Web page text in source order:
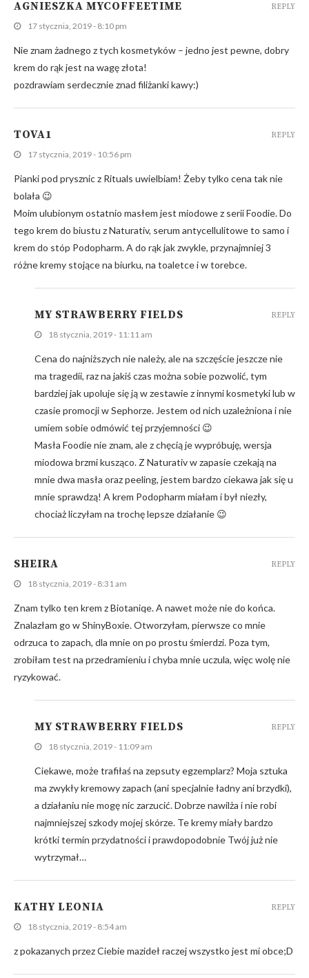
AGNIESZKA MYCOFFEETIME
17 stycznia, 2019 - 8:10 pm
Nie znam żadnego z tych kosmetyków – jedno jest pewne, dobry
krem do rąk jest na wagę złota!
pozdrawiam serdecznie znad filiżanki kawy:)
REPLY
TOVA1
17 stycznia, 2019 - 10:56 pm
Pianki pod prysznic z Rituals uwielbiam! Żeby tylko cena tak nie
bolała 😉
Moim ulubionym ostatnio masłem jest miodowe z serii Foodie. Do
tego krem do biustu z Naturativ, serum antycellulitowe to samo i
krem do stóp Podopharm. A do rąk jak zwykle, przynajmniej 3
różne kremy stojące na biurku, na toaletce i w torebce.
REPLY
MY STRAWBERRY FIELDS
18 stycznia, 2019 - 11:11 am
Cena do najniższych nie należy, ale na szczęście jeszcze nie
ma tragedii, raz na jakiś czas można sobie pozwolić, tym
bardziej jak upoluje się ją w zestawie z innymi kosmetyki lub w
czasie promocji w Sephorze. Jestem od nich uzależniona i nie
umiem sobie odmówić tej przyjemności 😉
Masła Foodie nie znam, ale z chęcią je wypróbuję, wersja
miodowa brzmi kusząco. Z Naturativ w zapasie czekają na
mnie dwa masła oraz peeling, jestem bardzo ciekawa jak się u
mnie sprawdzą! A krem Podopharm miałam i był niezły,
chociaż liczyłam na trochę lepsze działanie 😉
REPLY
SHEIRA
18 stycznia, 2019 - 8:31 am
Znam tylko ten krem z Biotaniqe. A nawet może nie do końca.
Znalazłam go w ShinyBoxie. Otworzyłam, pierwsze co mnie
odrzuca to zapach, dla mnie on po prostu śmierdzi. Poza tym,
zrobiłam test na przedramieniu i chyba mnie uczula, więc wolę nie
ryzykować.
REPLY
MY STRAWBERRY FIELDS
18 stycznia, 2019 - 11:09 am
Ciekawe, może trafiłaś na zepsuty egzemplarz? Moja sztuka
ma zwykły kremowy zapach (ani specjalnie ładny ani brzydki),
a działaniu nie mogę nic zarzucić. Dobrze nawilża i nie robi
najmniejszej szkody mojej skórze. Te kremy miały bardzo
krótki termin przydatności i prawdopodobnie Twój już nie
wytrzymał…
REPLY
KATHY LEONIA
18 stycznia, 2019 - 8:54 am
z pokazanych przez Ciebie mazideł raczej wszystko jest mi obce;D
REPLY